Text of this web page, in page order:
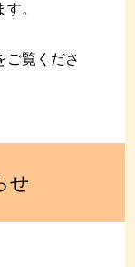
。
ご覧くださ
せ